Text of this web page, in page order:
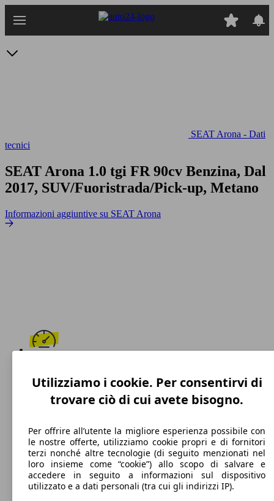
SEAT Arona - Dati
tecnici
SEAT Arona 1.0 tgi FR 90cv Benzina, Dal
2017, SUV/Fuoristrada/Pick-up, Metano
Informazioni aggiuntive su SEAT Arona
Metano
Carburante
Utilizziamo i cookie. Per consentirvi di
trovare ciò di cui avete bisogno.
Per offrire all’utente la migliore esperienza possibile con
le nostre offerte, utilizziamo cookie propri e di fornitori
terzi nonché altre tecnologie (di seguito menzionati nel
loro insieme come “cookie”) allo scopo di salvare e
accedere in seguito a informazioni sul dispositivo
utilizzato e a dati personali (tra cui gli indirizzi IP).